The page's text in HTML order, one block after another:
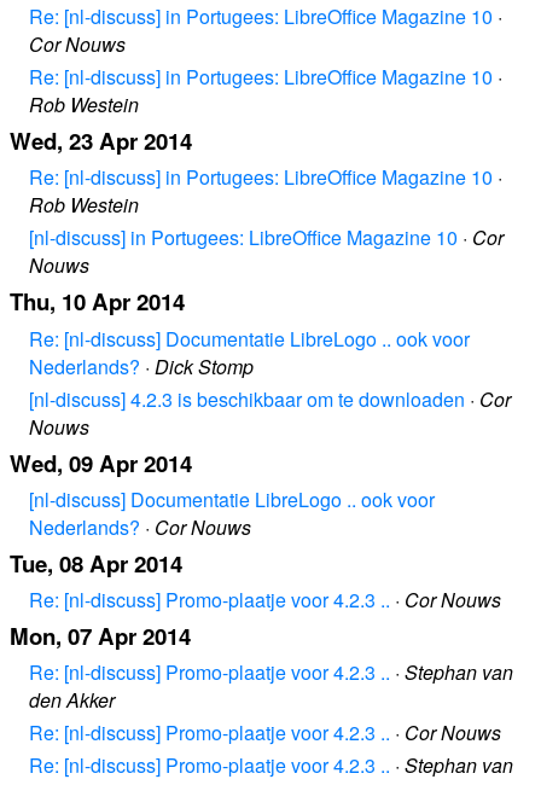
Re: [nl-discuss] in Portugees: LibreOffice Magazine 10 ·
Cor Nouws
Re: [nl-discuss] in Portugees: LibreOffice Magazine 10 ·
Rob Westein
Wed, 23 Apr 2014
Re: [nl-discuss] in Portugees: LibreOffice Magazine 10 ·
Rob Westein
[nl-discuss] in Portugees: LibreOffice Magazine 10 · Cor
Nouws
Thu, 10 Apr 2014
Re: [nl-discuss] Documentatie LibreLogo .. ook voor
Nederlands? · Dick Stomp
[nl-discuss] 4.2.3 is beschikbaar om te downloaden · Cor
Nouws
Wed, 09 Apr 2014
[nl-discuss] Documentatie LibreLogo .. ook voor
Nederlands? · Cor Nouws
Tue, 08 Apr 2014
Re: [nl-discuss] Promo-plaatje voor 4.2.3 .. · Cor Nouws
Mon, 07 Apr 2014
Re: [nl-discuss] Promo-plaatje voor 4.2.3 .. · Stephan van
den Akker
Re: [nl-discuss] Promo-plaatje voor 4.2.3 .. · Cor Nouws
Re: [nl-discuss] Promo-plaatje voor 4.2.3 .. · Stephan van